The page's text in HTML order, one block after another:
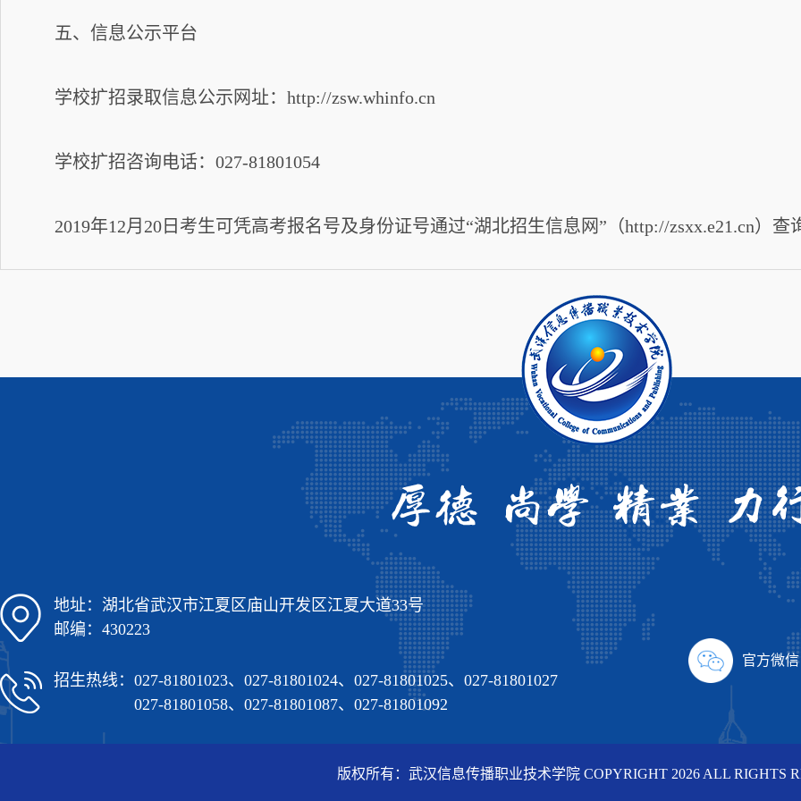
五、信息公示平台
学校扩招录取信息公示网址：http://zsw.whinfo.cn
学校扩招咨询电话：027-81801054
2019年12月20日考生可凭高考报名号及身份证号通过“湖北招生信息网”（http://zsxx.e21.cn）查
地址：湖北省武汉市江夏区庙山开发区江夏大道33号
邮编：430223
招生热线： 027-81801023、027-81801024、027-81801025、027-81801027
027-81801058、027-81801087、027-81801092
官方微信
版权所有：武汉信息传播职业技术学院 COPYRIGHT 2026 ALL RIGHTS